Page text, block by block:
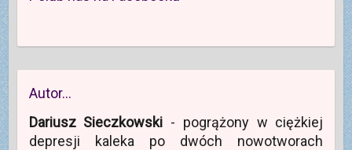
Autor…
Dariusz Sieczkowski - pogrążony w ciężkiej
depresji kaleka po dwóch nowotworach